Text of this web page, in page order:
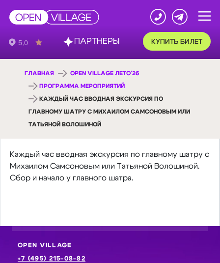
КУПИТЬ БИЛЕТ
ГЛАВНАЯ OPEN VILLAGE ЛЕТО'26
ПРОГРАММА МЕРОПРИЯТИЙ
КАЖДЫЙ ЧАС ВВОДНАЯ ЭКСКУРСИЯ ПО
ГЛАВНОМУ ШАТРУ С МИХАИЛОМ САМСОНОВЫМ ИЛИ
ТАТЬЯНОЙ ВОЛОШИНОЙ
Каждый час вводная экскурсия по главному шатру с
Михаилом Самсоновым или Татьяной Волошиной.
Сбор и начало у главного шатра.
OPEN VILLAGE
+7 (495) 215-08-82